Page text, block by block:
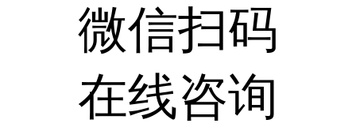
微信扫码
在线咨询